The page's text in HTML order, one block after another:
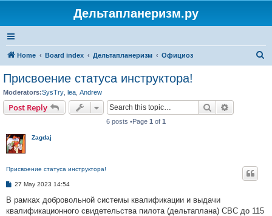
Дельтапланеризм.ру
Home Board index Дельтапланеризм Официоз
Присвоение статуса инструктора!
Moderators:SysTry lea Andrew
Post Reply Search
6 posts •Page 1 of 1
Zagdaj
Присвоение статуса инструктора!
P
s
27 May 2023 14:54
В рамках добровольной системы квалификации и выдачи
квалификационного свидетельства пилота (дельтаплана) СВС до 115